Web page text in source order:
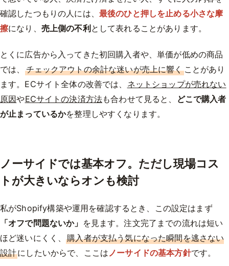
確認したつもりの人には、 最後のひと押しを止める小さな摩
擦になり、 売上側の不利として表れることがあります。
とくに広告から入ってきた初回購入者や、単価が低めの商品
では、 チェックアウトの余計な迷いが売上に響くことがあり
ます。ECサイト全体の改善では、 ネットショップが売れない
原因やECサイトの決済方法も合わせて見ると、
どこで購入者
が止まっているかを整理しやすくなります。
ノーサイドでは基本オフ。ただし現場コス
トが大きいならオンも検討
私がShopify構築や運用を確認するとき、この設定はまず
「オフで問題ないか」 を見ます。注文完了までの流れは短い
ほど迷いにくく、購入者が支払う気になった瞬間を逃さない
設計にしたいからで、ここは ノーサイドの基本方針です。